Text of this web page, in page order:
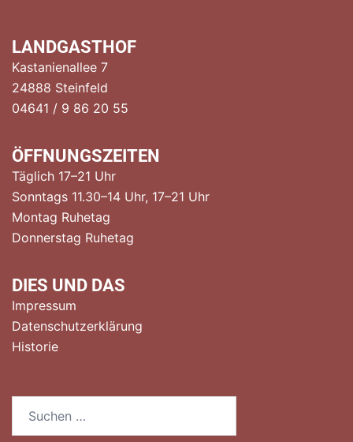
LANDGASTHOF
Kastanienallee 7
24888 Steinfeld
04641 / 9 86 20 55
ÖFFNUNGSZEITEN
Täglich 17–21 Uhr
Sonntags 11.30–14 Uhr, 17–21 Uhr
Montag Ruhetag
Donnerstag Ruhetag
DIES UND DAS
Impressum
Datenschutzerklärung
Historie